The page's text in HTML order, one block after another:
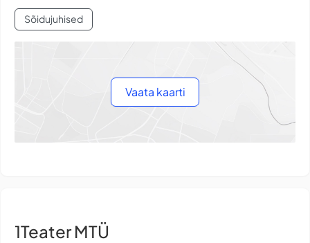
Sõidujuhised
Vaata kaarti
1Teater MTÜ